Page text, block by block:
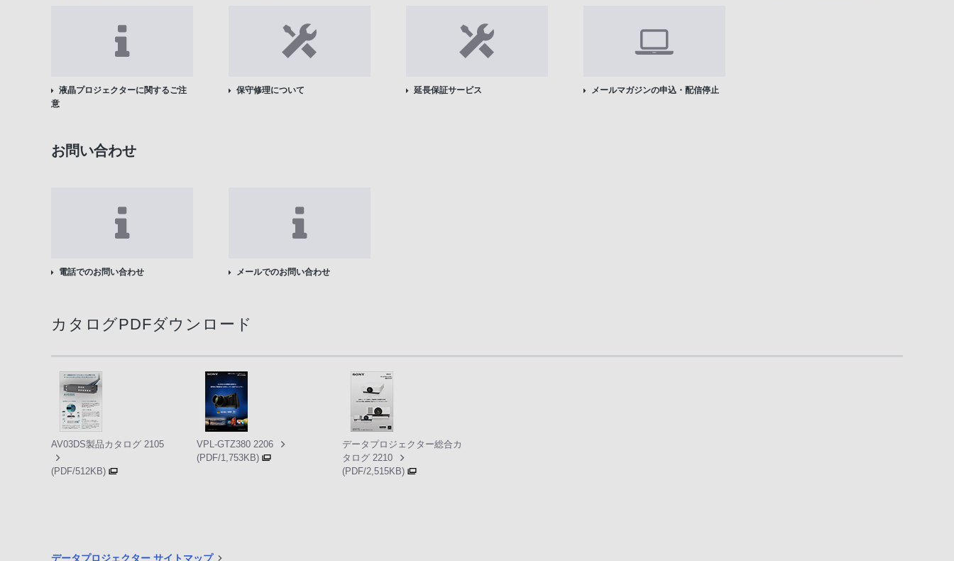
液晶プロジェクターに関するご注
意
保守修理について 延長保証サービス メールマガジンの申込・配信停止
お問い合わせ
電話でのお問い合わせ メールでのお問い合わせ
カタログPDFダウンロード
AV03DS製品カタログ 2105
(PDF/512KB)
VPL-GTZ380 2206
(PDF/1,753KB)
データプロジェクター総合カ
タログ 2210
(PDF/2,515KB)
データプロジェクター サイトマップ